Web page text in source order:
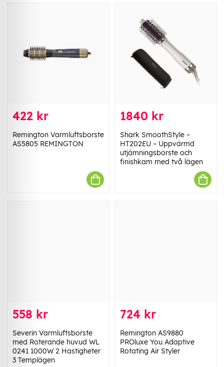
422 kr
Remington Varmluftsborste
AS5805 REMINGTON
1840 kr
Shark SmoothStyle –
HT202EU – Uppvärmd
utjämningsborste och
finishkam med två lägen
558 kr
Severin Varmluftsborste
med Roterande huvud WL
0241 1000W 2 Hastigheter
3 Templägen
724 kr
Remington AS9880
PROluxe You Adaptive
Rotating Air Styler